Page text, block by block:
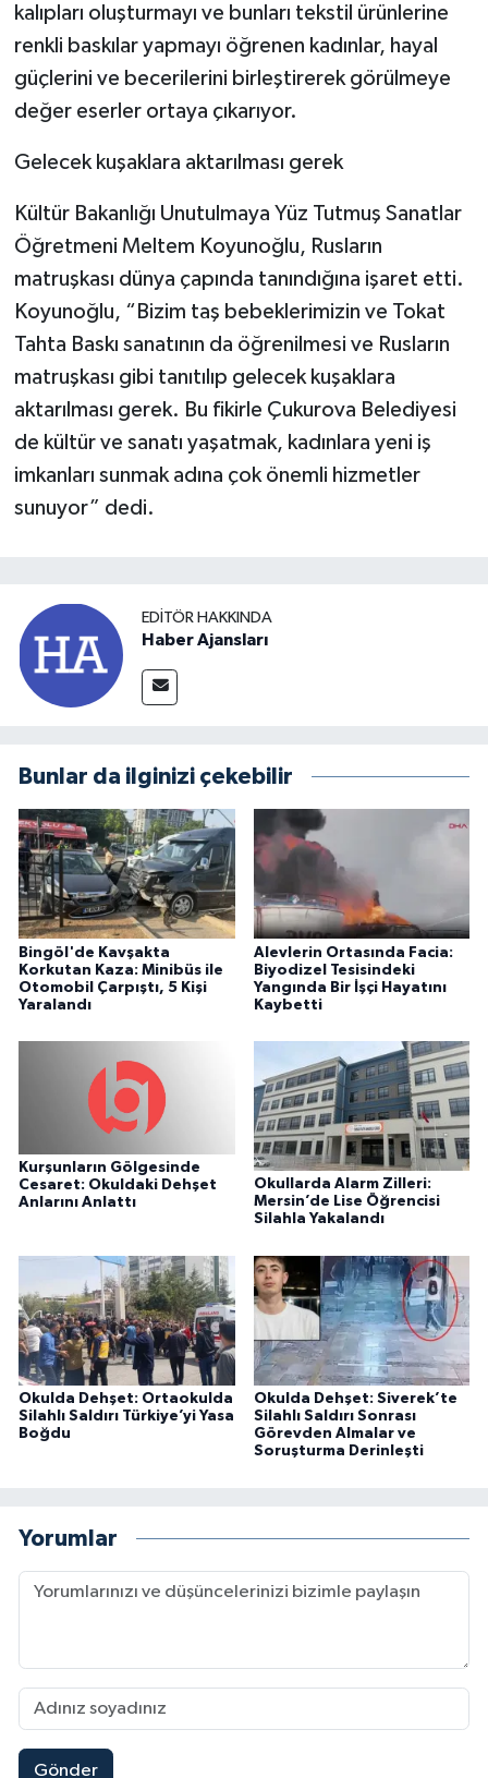
kalıpları oluşturmayı ve bunları tekstil ürünlerine
renkli baskılar yapmayı öğrenen kadınlar, hayal
güçlerini ve becerilerini birleştirerek görülmeye
değer eserler ortaya çıkarıyor.
Gelecek kuşaklara aktarılması gerek
Kültür Bakanlığı Unutulmaya Yüz Tutmuş Sanatlar
Öğretmeni Meltem Koyunoğlu, Rusların
matruşkası dünya çapında tanındığına işaret etti.
Koyunoğlu, “Bizim taş bebeklerimizin ve Tokat
Tahta Baskı sanatının da öğrenilmesi ve Rusların
matruşkası gibi tanıtılıp gelecek kuşaklara
aktarılması gerek. Bu fikirle Çukurova Belediyesi
de kültür ve sanatı yaşatmak, kadınlara yeni iş
imkanları sunmak adına çok önemli hizmetler
sunuyor” dedi.
EDITÖR HAKKINDA
Haber Ajansları
Bunlar da ilginizi çekebilir
Bingöl'de Kavşakta
Korkutan Kaza: Minibüs ile
Otomobil Çarpıştı, 5 Kişi
Yaralandı
Alevlerin Ortasında Facia:
Biyodizel Tesisindeki
Yangında Bir İşçi Hayatını
Kaybetti
Kurşunların Gölgesinde
Cesaret: Okuldaki Dehşet
Anlarını Anlattı
Okullarda Alarm Zilleri:
Mersin’de Lise Öğrencisi
Silahla Yakalandı
Okulda Dehşet: Ortaokulda
Silahlı Saldırı Türkiye’yi Yasa
Boğdu
Okulda Dehşet: Siverek’te
Silahlı Saldırı Sonrası
Görevden Almalar ve
Soruşturma Derinleşti
Yorumlar
Gönder